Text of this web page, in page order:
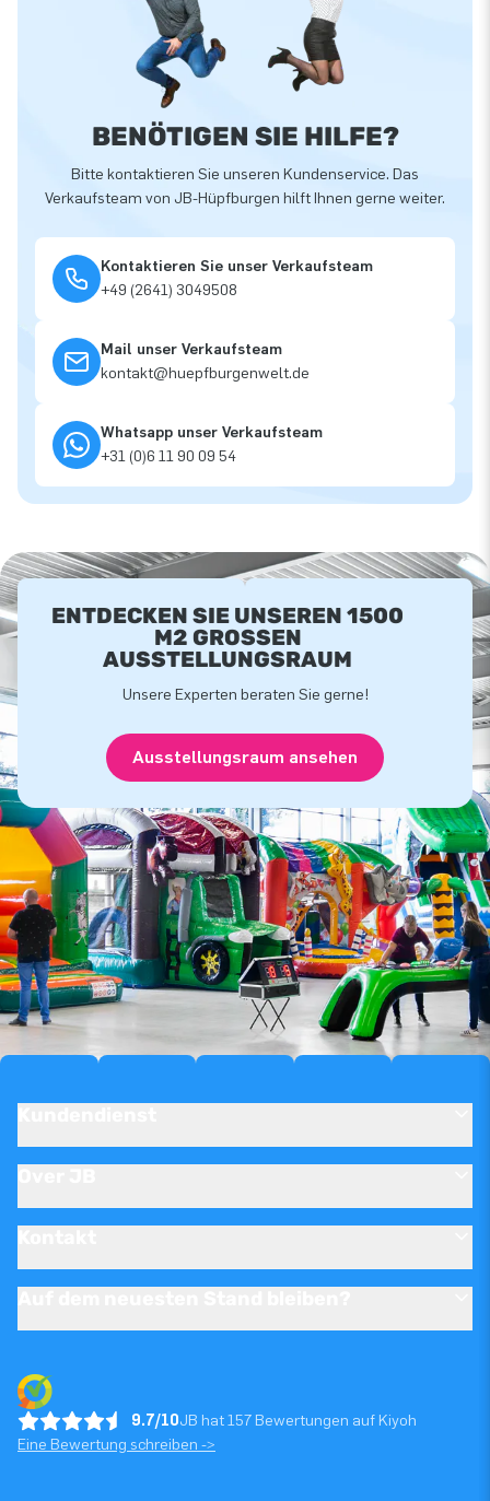
BENÖTIGEN SIE HILFE?
Bitte kontaktieren Sie unseren Kundenservice. Das
Verkaufsteam von JB-Hüpfburgen hilft Ihnen gerne weiter.
Kontaktieren Sie unser Verkaufsteam
+49 (2641) 3049508
Mail unser Verkaufsteam
kontakt@huepfburgenwelt.de
Whatsapp unser Verkaufsteam
+31 (0)6 11 90 09 54
ENTDECKEN SIE UNSEREN 1500
M2 GROSSEN A
USSTELLUNGSRAUM
Unsere Experten beraten Sie gerne!
Ausstellungsraum ansehen
9.7/10JB hat 157 Bewertungen auf Kiyoh
Eine Bewertung schreiben ->